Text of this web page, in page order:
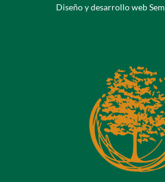
Diseño y desarrollo web